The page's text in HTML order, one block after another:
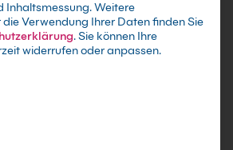
Dokumentation und
in deinem CAD-Workflow, ohne
zu verlieren.
Inhaltsmessung.Weitere
Verwendung Ihrer Daten finden Sie
.Sie können Ihre
widerrufen oder anpassen.
der Service-Gruppen, für die eine